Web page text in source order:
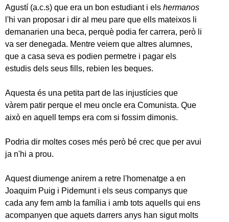
Agustí (a.c.s) que era un bon estudiant i els hermanos
l'hi van proposar i dir al meu pare que ells mateixos li
demanarien una beca, perquè podia fer carrera, però li
va ser denegada. Mentre veiem que altres alumnes,
que a casa seva es podien permetre i pagar els
estudis dels seus fills, rebien les beques.
Aquesta és una petita part de las injustícies que
vàrem patir perque el meu oncle era Comunista. Que
això en aquell temps era com si fossim dimonis.
Podria dir moltes coses més però bé crec que per avui
ja n'hi a prou.
Aquest diumenge anirem a retre l'homenatge a en
Joaquim Puig i Pidemunt i els seus companys que
cada any fem amb la família i amb tots aquells qui ens
acompanyen que aquets darrers anys han sigut molts